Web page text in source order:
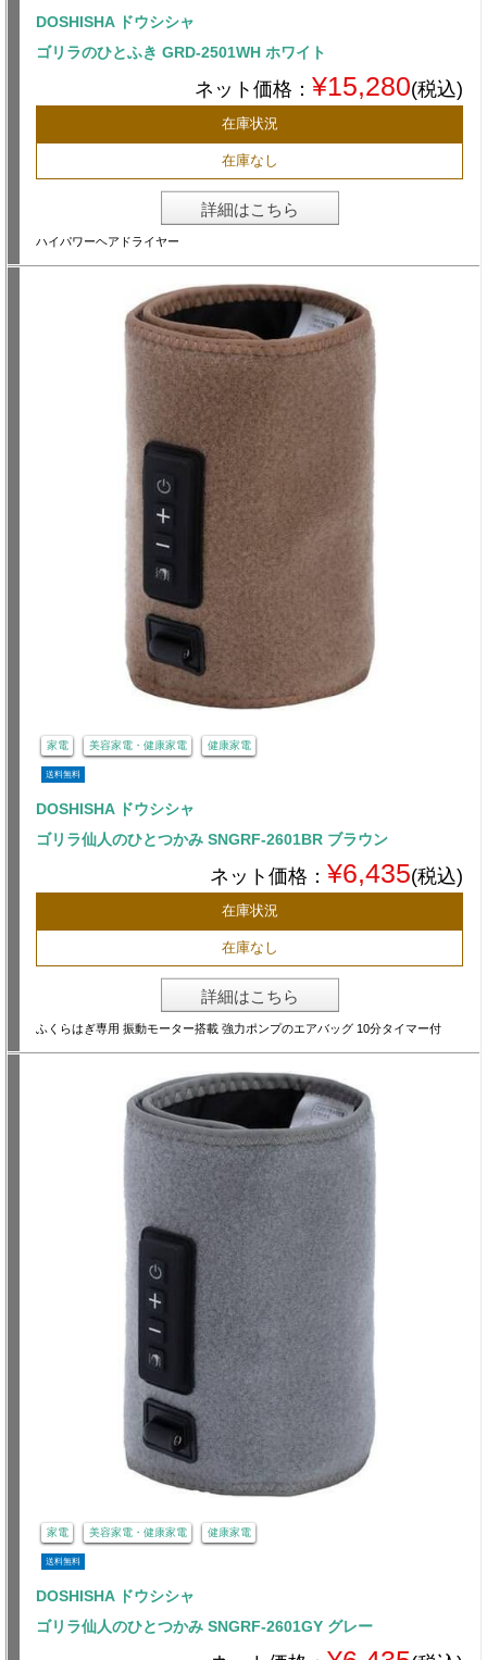
DOSHISHA ドウシシャ
ゴリラのひとふき GRD-2501WH ホワイト
ネット価格： ¥15,280(税込)
在庫状況
在庫なし
詳細はこちら
ハイパワーヘアドライヤー
家電 美容家電・健康家電 健康家電
送料無料
DOSHISHA ドウシシャ
ゴリラ仙人のひとつかみ SNGRF-2601BR ブラウン
ネット価格： ¥6,435(税込)
在庫状況
在庫なし
詳細はこちら
ふくらはぎ専用 振動モーター搭載 強力ポンプのエアバッグ 10分タイマー付
家電 美容家電・健康家電 健康家電
送料無料
DOSHISHA ドウシシャ
ゴリラ仙人のひとつかみ SNGRF-2601GY グレー